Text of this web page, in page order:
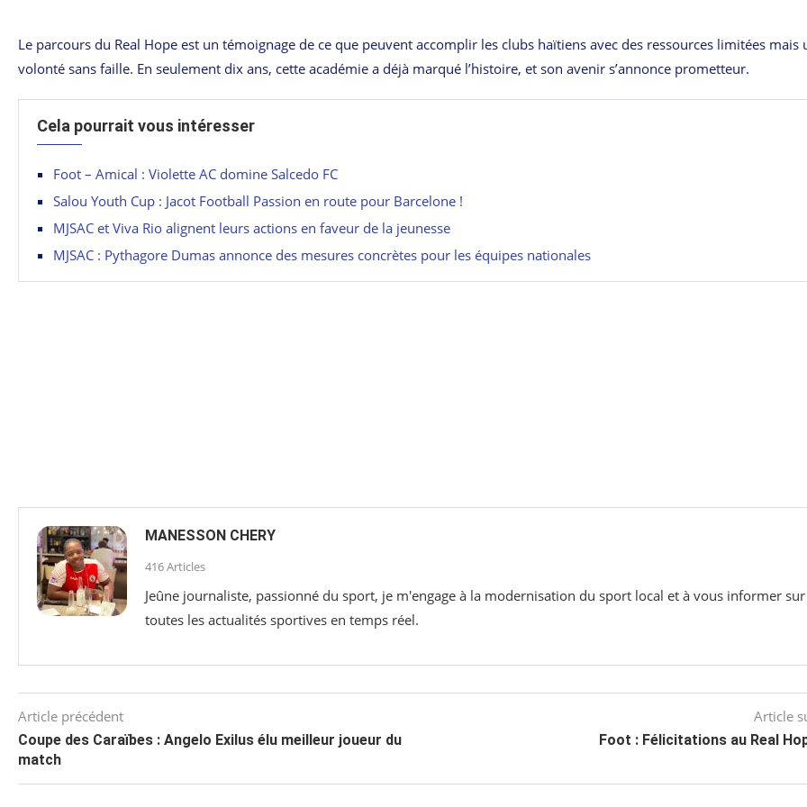
Le parcours du Real Hope est un témoignage de ce que peuvent accomplir les clubs haïtiens avec des ressources limitées mais
volonté sans faille. En seulement dix ans, cette académie a déjà marqué l’histoire, et son avenir s’annonce prometteur.
Cela pourrait vous intéresser
Foot – Amical : Violette AC domine Salcedo FC
Salou Youth Cup : Jacot Football Passion en route pour Barcelone !
MJSAC et Viva Rio alignent leurs actions en faveur de la jeunesse
MJSAC : Pythagore Dumas annonce des mesures concrètes pour les équipes nationales
MANESSON CHERY
416 Articles
Jeûne journaliste, passionné du sport, je m'engage à la modernisation du sport local et à vous informer sur
toutes les actualités sportives en temps réel.
Article précédent
Coupe des Caraïbes : Angelo Exilus élu meilleur joueur du
match
Article
Foot : Félicitations au Real